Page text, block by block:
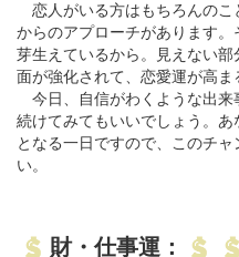
恋人がいる方はもちろんのこ
からのアプローチがあります
芽生えているから。見えない
面が強化されて、恋愛運が高ま
今日、自信がわくような出来
続けてみてもいいでしょう。
となる一日ですので、このチ
い。
財・仕事運：